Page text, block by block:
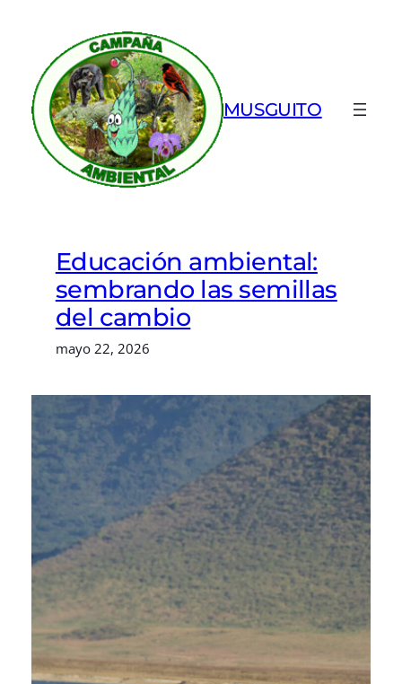
contenido
MUSGUITO
Educación ambiental:
sembrando las semillas
del cambio
mayo 22, 2026